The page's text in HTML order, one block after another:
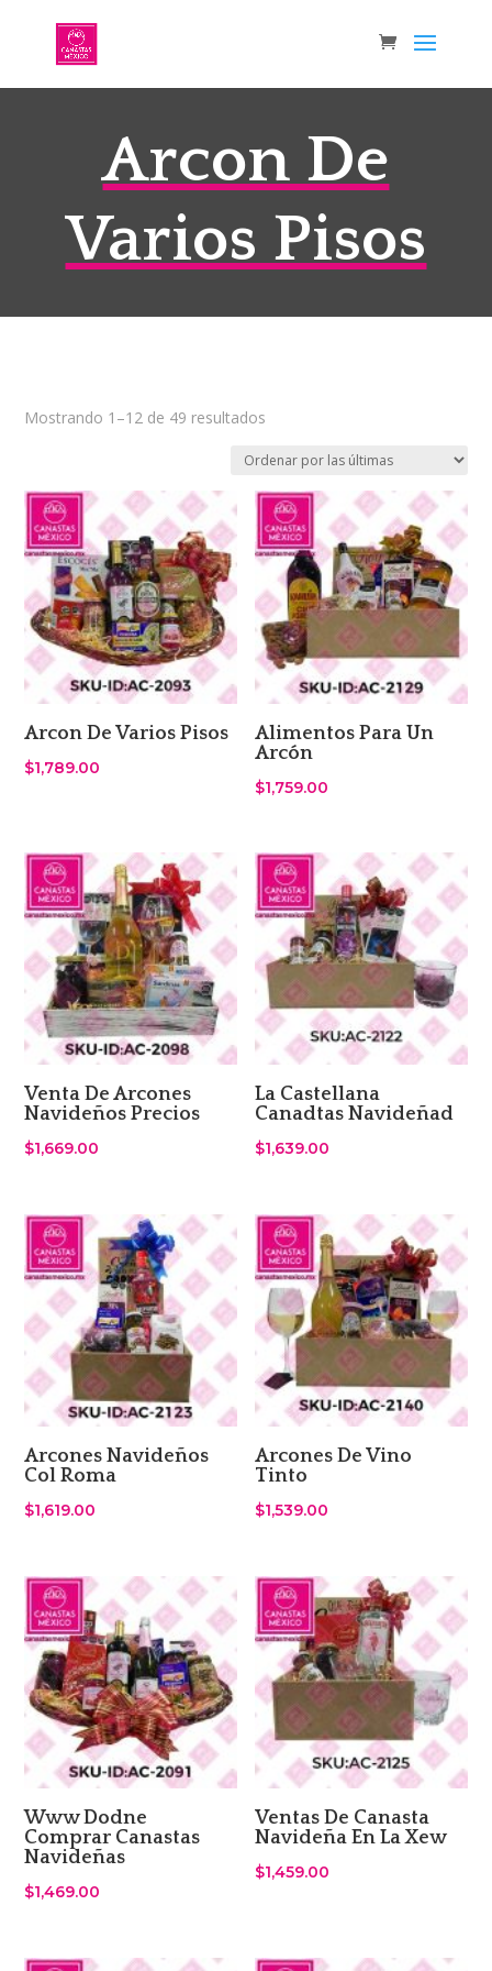
Arcon De
Varios Pisos
Mostrando 1–12 de 49 resultados
latest
Arcon De Varios Pisos
$1,789.00
Alimentos Para Un
Arcón
$1,759.00
Venta De Arcones
Navideños Precios
$1,669.00
La Castellana
Canadtas Navideñad
$1,639.00
Arcones Navideños
Col Roma
$1,619.00
Arcones De Vino
Tinto
$1,539.00
Www Dodne
Comprar Canastas
Navideñas
$1,469.00
Ventas De Canasta
Navideña En La Xew
$1,459.00